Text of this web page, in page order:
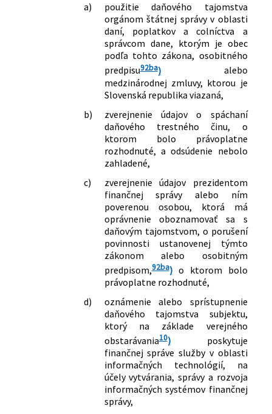
a)
použitie daňového tajomstva
orgánom štátnej správy v oblasti
daní, poplatkov a colníctva a
správcom dane, ktorým je obec
podľa tohto zákona, osobitného
predpisu92ba)alebo
medzinárodnej zmluvy, ktorou je
Slovenská republika viazaná,
b)
zverejnenie údajov o spáchaní
daňového trestného činu, o
ktorom bolo právoplatne
rozhodnuté, a odsúdenie nebolo
zahladené,
c)
zverejnenie údajov prezidentom
finančnej správy alebo ním
poverenou osobou, ktorá má
oprávnenie oboznamovať sa s
daňovým tajomstvom, o porušení
povinnosti ustanovenej týmto
zákonom alebo osobitným
predpisom,92ba)o ktorom bolo
právoplatne rozhodnuté,
d)
oznámenie alebo sprístupnenie
daňového tajomstva subjektu,
ktorý na základe verejného
obstarávania10)poskytuje
finančnej správe služby v oblasti
informačných technológií, na
účely vytvárania, správy a rozvoja
informačných systémov finančnej
správy,